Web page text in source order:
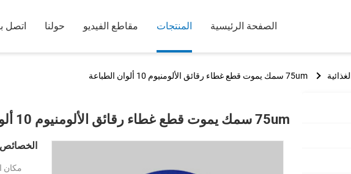
الصفحة الرئيسية المنتجات مقاطع الفيديو حولنا اتصل
75um سمك يموت قطع غطاء رقائق الألومنيوم 10 ألوان الطباعة
75um سمك يموت قطع غطاء رقائق الألومنيوم 10 ألوان الطباعة
الخصائص
مكان